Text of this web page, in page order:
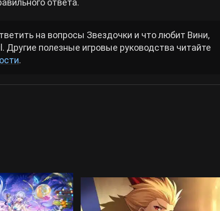
ответа.
на вопросы Звездочки и что любит Вини,
полезные игровые руководства читайте
.